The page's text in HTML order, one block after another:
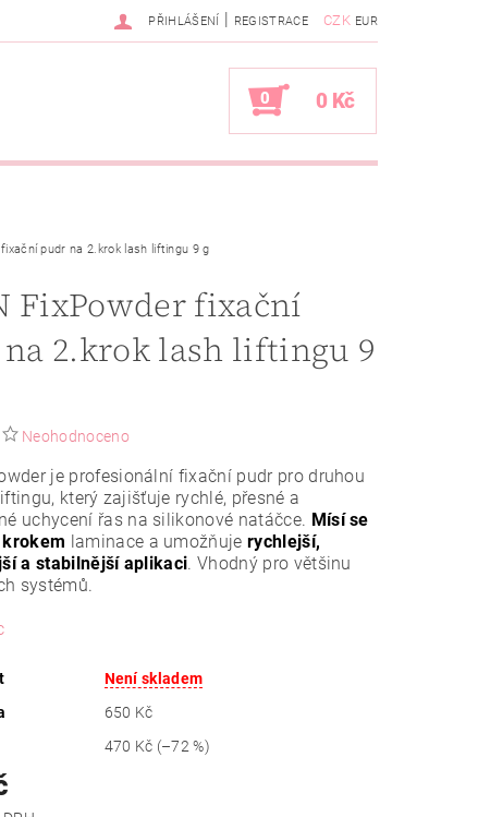
CZK EUR
PŘIHLÁŠENÍ | REGISTRACE
0 0 Kč
fixační pudr na 2.krok lash liftingu 9 g
FixPowder fixační
2.krok lash liftingu 9
Neohodnoceno
je profesionální fixační pudr pro druhou
který zajišťuje rychlé, přesné a
uchycení řas na silikonové natáčce. Mísí se
laminace a umožňujerychlejší,
a stabilnější aplikaci. Vhodný pro většinu
systémů.
Není skladem
650 Kč
470 Kč (–72 %)